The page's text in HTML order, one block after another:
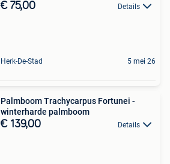
€ 75,00 Details
Herk-De-Stad 5 mei 26
Palmboom Trachycarpus Fortunei -
winterharde palmboom
€ 139,00 Details